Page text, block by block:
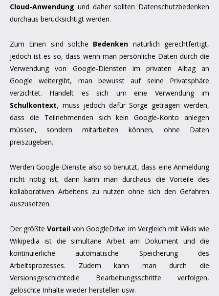
Cloud-Anwendung und daher sollten Datenschutzbedenken
durchaus berücksichtigt werden.
Zum Einen sind solche Bedenken natürlich gerechtfertigt,
jedoch ist es so, dass wenn man persönliche Daten durch die
Verwendung von Google-Diensten im privaten Alltag an
Google weitergibt, man bewusst auf seine Privatsphäre
verzichtet. Handelt es sich um eine Verwendung im
Schulkontext, muss jedoch dafür Sorge getragen werden,
dass die Teilnehmenden sich kein Google-Konto anlegen
müssen, sondern mitarbeiten können, ohne Daten
preiszugeben.
Werden Google-Dienste also so benutzt, dass eine Anmeldung
nicht nötig ist, dann kann man durchaus die Vorteile des
kollaborativen Arbeitens zu nutzen ohne sich den Gefahren
auszusetzen.
Der größteVorteil von GoogleDrive im Vergleich mit Wikis wie
Wikipedia ist die simultane Arbeit am Dokument und die
kontinuierliche automatische Speicherung des
Arbeitsprozesses. Zudem kann man durch die
Versionsgeschichtedie Bearbeitungsschritte verfolgen,
gelöschte Inhalte wieder herstellen usw.